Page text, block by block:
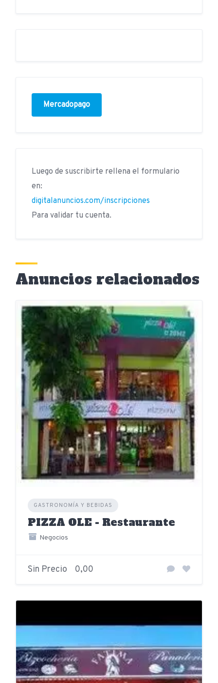
Mercadopago
Luego de suscribirte rellena el formulario
en:
digitalanuncios.com/inscripciones
Para validar tu cuenta.
Anuncios relacionados
GASTRONOMÍA Y BEBIDAS
PIZZA OLE - Restaurante
Negocios
Sin Precio 0,00